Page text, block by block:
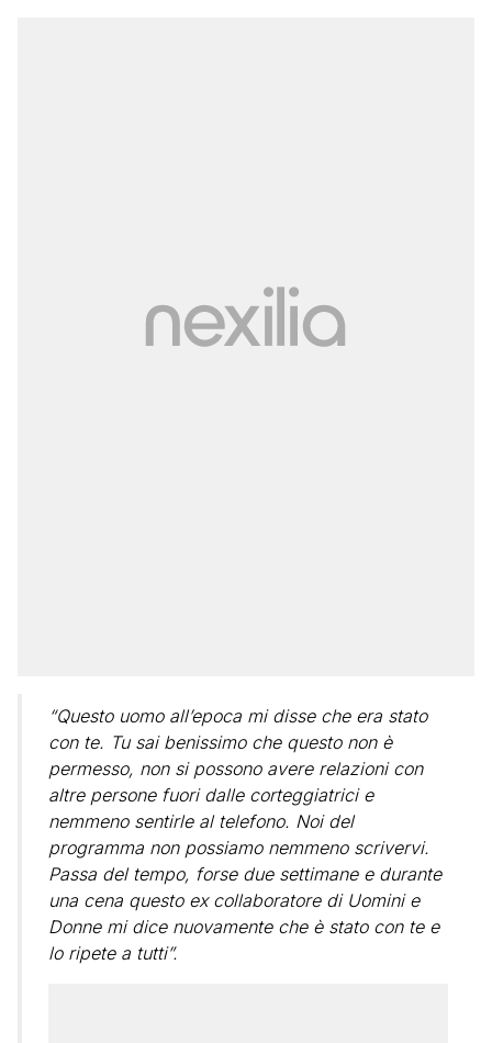
“Questo uomo all’epoca mi disse che era stato
con te. Tu sai benissimo che questo non è
permesso, non si possono avere relazioni con
altre persone fuori dalle corteggiatrici e
nemmeno sentirle al telefono. Noi del
programma non possiamo nemmeno scrivervi.
Passa del tempo, forse due settimane e durante
una cena questo ex collaboratore di Uomini e
Donne mi dice nuovamente che è stato con te e
lo ripete a tutti”.